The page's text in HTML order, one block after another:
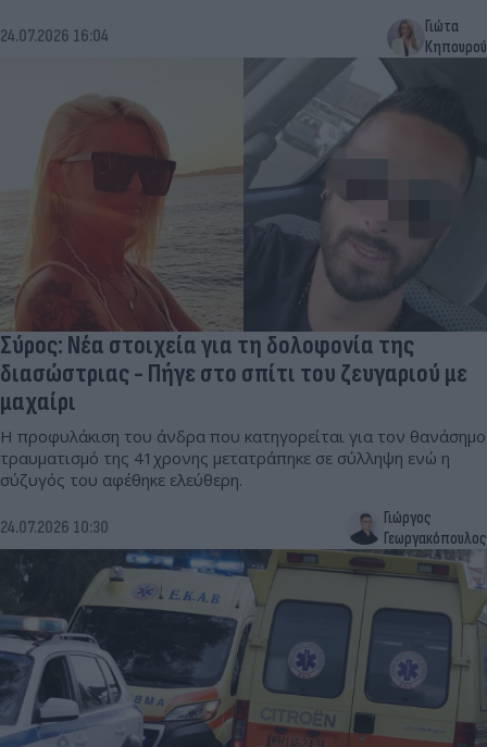
24.07.2026 16:04
Γιώτα
Κηπουρού
Σύρος: Νέα στοιχεία για τη δολοφονία της
διασώστριας - Πήγε στο σπίτι του ζευγαριού με
μαχαίρι
Η προφυλάκιση του άνδρα που κατηγορείται για τον θανάσημο
τραυματισμό της 41χρονης μετατράπηκε σε σύλληψη ενώ η
σύζυγός του αφέθηκε ελεύθερη.
24.07.2026 10:30
Γιώργος
Γεωργακόπουλος